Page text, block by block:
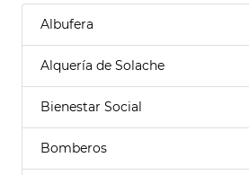
Albufera
Alquería de Solache
Bienestar Social
Bomberos